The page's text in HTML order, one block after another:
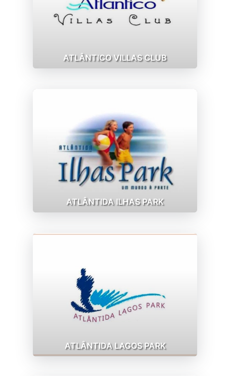
ATLÂNTICO VILLAS CLUB
ATLÂNTIDA ILHAS PARK
ATLÂNTIDA LAGOS PARK